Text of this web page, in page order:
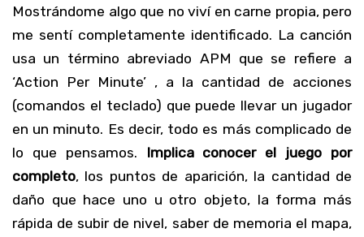
Mostrándome algo que no viví en carne propia, pero
me sentí completamente identificado. La canción
usa un término abreviado APM que se refiere a
‘Action Per Minute’ , a la cantidad de acciones
(comandos el teclado) que puede llevar un jugador
en un minuto. Es decir, todo es más complicado de
lo que pensamos.
Implica conocer el juego por
completo, los puntos de aparición, la cantidad de
daño que hace uno u otro objeto, la forma más
rápida de subir de nivel, saber de memoria el mapa,